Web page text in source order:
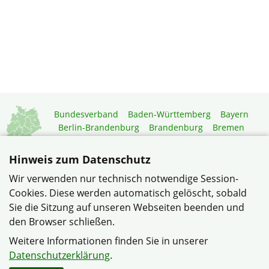
Bundesverband Baden-Württemberg
Bayern
Berlin-Brandenburg
Brandenburg
Bremen
Niedersachsen
Nordrhein-Westfalen
Rheinland-Pfalz
Saarland
Sachsen-Anhalt
Schleswig-Holstein
Thüringen
Mitgliedermagazin
Gartenberatung
© Gemeinschaft "Castroper Straße" in Dortmund-Oestrich im
Verband Wohneigentum NRW
Hinweis zum Datenschutz
Wir verwenden nur technisch notwendige Session-
Cookies. Diese werden automatisch gelöscht, sobald
Sie die Sitzung auf unseren Webseiten beenden und
den Browser schließen.
Weitere Informationen finden Sie in unserer
Datenschutzerklärung.